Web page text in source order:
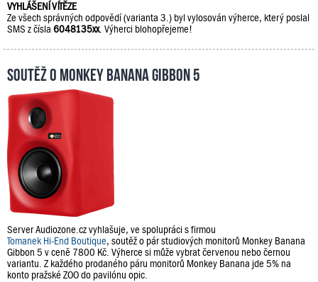
VYHLÁŠENÍ VÍTĚZE
Ze všech správných odpovědí (varianta 3.) byl vylosován výherce, který poslal
SMS z čísla 6048135xx. Výherci blohopřejeme!
Soutěž o Monkey Banana Gibbon 5
Server Audiozone.cz vyhlašuje, ve spolupráci s firmou
Tomanek Hi-End Boutique, soutěž o pár studiových monitorů Monkey Banana
Gibbon 5 v ceně 7800 Kč. Výherce si může vybrat červenou nebo černou
variantu. Z každého prodaného páru monitorů Monkey Banana jde 5% na
konto pražské ZOO do pavilónu opic.